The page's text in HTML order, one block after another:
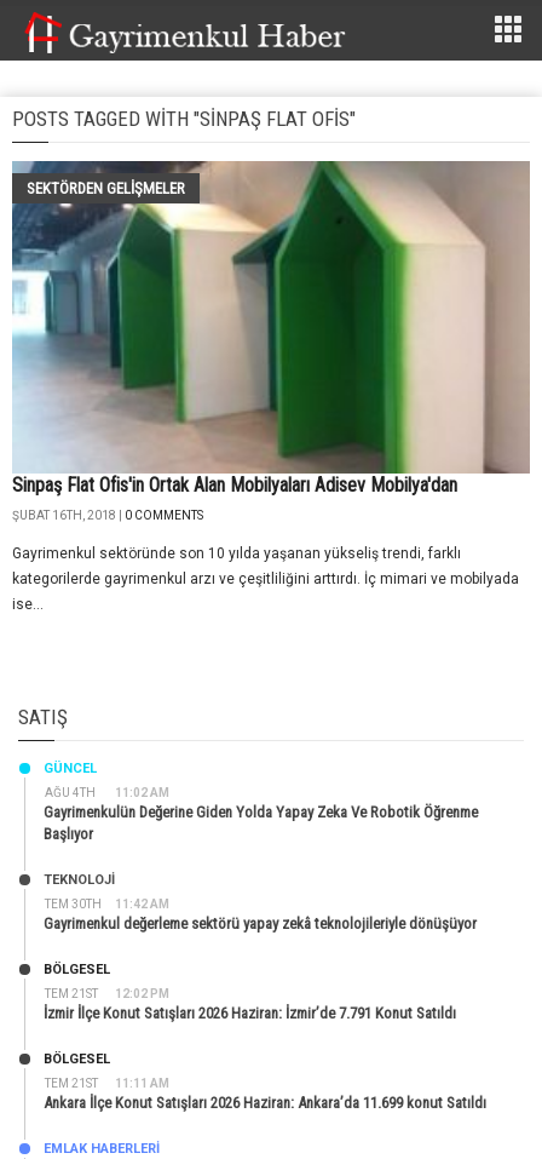
POSTS TAGGED WITH "SINPAŞ FLAT OFIS"
SEKTÖRDEN GELIŞMELER
Sinpaş Flat Ofis'in Ortak Alan Mobilyaları Adisev Mobilya'dan
ŞUBAT 16TH, 2018 | 0 COMMENTS
Gayrimenkul sektöründe son 10 yılda yaşanan yükseliş trendi, farklı
kategorilerde gayrimenkul arzı ve çeşitliliğini arttırdı. İç mimari ve mobilyada
ise...
SATIŞ
AĞU 4TH 11:02 AM
GÜNCEL
Gayrimenkulün Değerine Giden Yolda Yapay Zeka Ve Robotik Öğrenme
Başlıyor
TEM 30TH 11:42 AM
TEKNOLOJİ
Gayrimenkul değerleme sektörü yapay zekâ teknolojileriyle dönüşüyor
TEM 21ST 12:02 PM
BÖLGESEL
İzmir İlçe Konut Satışları 2026 Haziran: İzmir’de 7.791 Konut Satıldı
TEM 21ST 11:11 AM
BÖLGESEL
Ankara İlçe Konut Satışları 2026 Haziran: Ankara’da 11.699 konut Satıldı
EMLAK HABERLERI